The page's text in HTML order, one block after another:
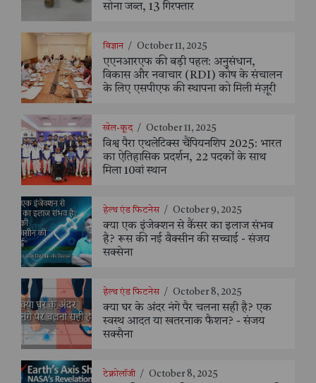
सोना जब्त, 13 गिरफ्तार
विज्ञान / October 11, 2025
एएनआरएफ की बड़ी पहल: अनुसंधान,
विकास और नवाचार (RDI) कोष के संचालन
के लिए एसपीएफ की स्थापना को मिली मंज़ूरी
खेल-कूद / October 11, 2025
विश्व पैरा एथलेटिक्स चैंपियनशिप 2025: भारत
का ऐतिहासिक प्रदर्शन, 22 पदकों के साथ
मिला 10वां स्थान
हेल्थ एंड फिटनेस / October 9, 2025
क्या एक इंजेक्शन से कैंसर का इलाज संभव
है? रूस की नई वैक्सीन की सच्चाई - संजय
सक्सेना
हेल्थ एंड फिटनेस / October 8, 2025
क्या घर के अंदर नंगे पैर चलना सही है? एक
स्वस्थ आदत या खतरनाक फैशन? - संजय
सक्सैना
टेक्नोलॉजी / October 8, 2025